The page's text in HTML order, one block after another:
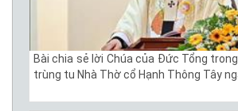
Bài chia sẻ lời Chúa của Đức Tổng
trùng tu Nhà Thờ cổ Hạnh Thông Tây